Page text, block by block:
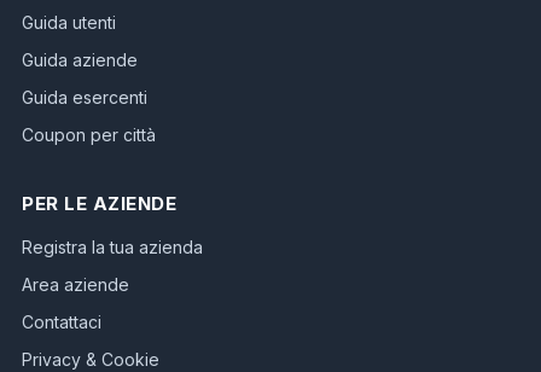
Guida utenti
Guida aziende
Guida esercenti
Coupon per città
PER LE AZIENDE
Registra la tua azienda
Area aziende
Contattaci
Privacy & Cookie